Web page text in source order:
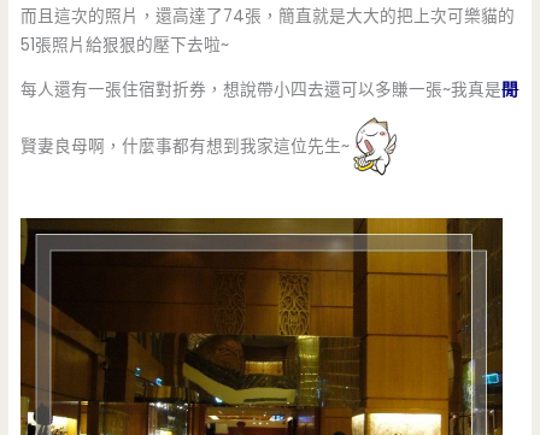
而且這次的照片，還高達了74張，簡直就是大大的把上次可樂貓的
51張照片給狠狠的壓下去啦~
每人還有一張住宿對折券，想說帶小四去還可以多賺一張~我真是閒
賢妻良母啊，什麼事都有想到我家這位先生~